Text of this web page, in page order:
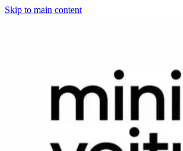
Skip to main content